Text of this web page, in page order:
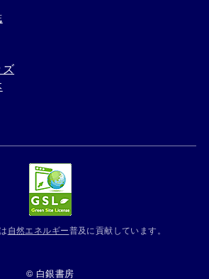
自然エネルギー普及に貢献しています。
© 白銀書房